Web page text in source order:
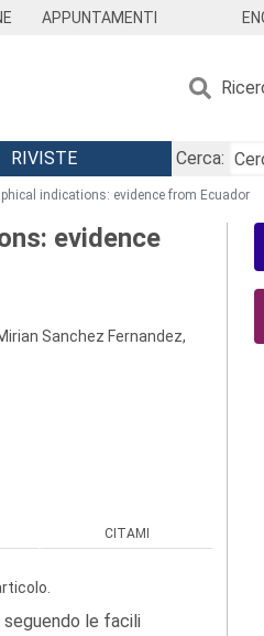
APPUNTAMENTI
RIVISTE
Cerca:
indications: evidence from Ecuador
evidence
Sanchez Fernandez,
CITAMI
le facili